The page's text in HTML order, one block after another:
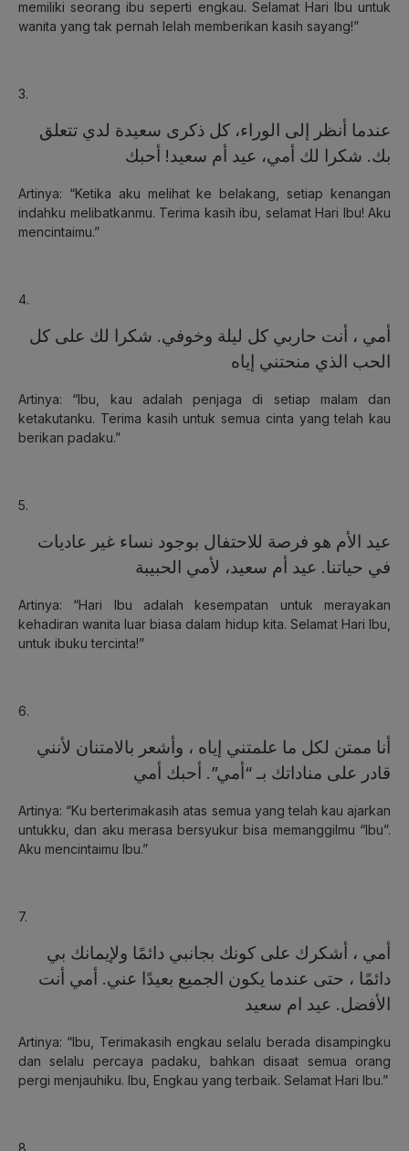
memiliki seorang ibu seperti engkau. Selamat Hari Ibu untuk
wanita yang tak pernah lelah memberikan kasih sayang!”
3.
عندما أنظر إلى الوراء، كل ذكرى سعيدة لدي تتعلق
بك. شكرا لك أمي، عيد أم سعيد! أحبك
Artinya: “Ketika aku melihat ke belakang, setiap kenangan
indahku melibatkanmu. Terima kasih ibu, selamat Hari Ibu! Aku
mencintaimu.”
4.
أمي ، أنت حاربي كل ليلة وخوفي. شكرا لك على كل
الحب الذي منحتني إياه
Artinya: “Ibu, kau adalah penjaga di setiap malam dan
ketakutanku. Terima kasih untuk semua cinta yang telah kau
berikan padaku.”
5.
عيد الأم هو فرصة للاحتفال بوجود نساء غير عاديات
في حياتنا. عيد أم سعيد، لأمي الحبيبة
Artinya: “Hari Ibu adalah kesempatan untuk merayakan
kehadiran wanita luar biasa dalam hidup kita. Selamat Hari Ibu,
untuk ibuku tercinta!”
6.
أنا ممتن لكل ما علمتني إياه ، وأشعر بالامتنان لأنني
قادر على مناداتك بـ “أمي”. أحبك أمي
Artinya: “Ku berterimakasih atas semua yang telah kau ajarkan
untukku, dan aku merasa bersyukur bisa memanggilmu “Ibu”.
Aku mencintaimu Ibu.”
7.
أمي ، أشكرك على كونك بجانبي دائمًا ولإيمانك بي
دائمًا ، حتى عندما يكون الجميع بعيدًا عني. أمي أنت
الأفضل. عيد ام سعيد
Artinya: “Ibu, Terimakasih engkau selalu berada disampingku
dan selalu percaya padaku, bahkan disaat semua orang
pergi menjauhiku. Ibu, Engkau yang terbaik. Selamat Hari Ibu.”
8.